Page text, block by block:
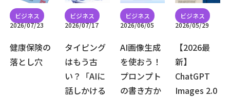
2026/07/23
健康保険の
落とし穴
2026/07/17
タイピング
はもう古
い？「AIに
話しかける
2026/06/05
AI画像生成
を使おう！
プロンプト
の書き方か
2026/05/29
【2026最
新】
ChatGPT
Images 2.0